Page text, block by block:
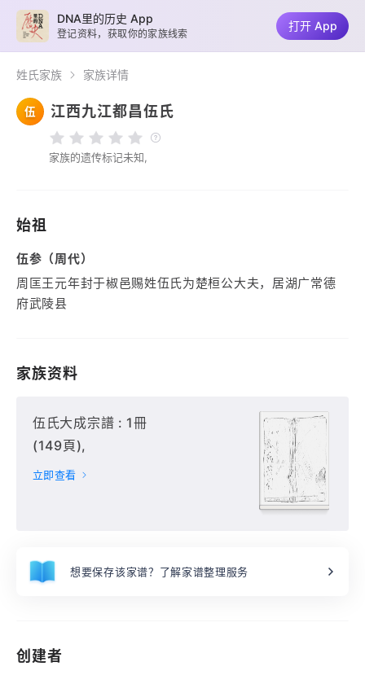
姓氏家族 家族详情
伍 江西九江都昌伍氏
家族的遗传标记未知,
始祖
伍参（周代）
周匡王元年封于椒邑赐姓伍氏为楚桓公大夫，居湖广常德
府武陵县
家族资料
伍氏大成宗譜 : 1冊
(149頁),
立即查看
想要保存该家谱？了解家谱整理服务
创建者
DNA里的历史 App
登记资料，获取你的家族线索
打开 App